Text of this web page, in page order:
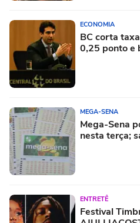
ECONOMIA
BC corta
0,25 ponto e
MEGA-SENA
Mega-Sena
nesta terça;
ENTRETÊ
Festival